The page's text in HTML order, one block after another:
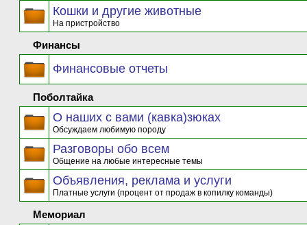
Кошки и другие животные
На пристройство
Финансы
Финансовые отчеты
Поболтайка
О наших с вами (кавка)зюках
Обсуждаем любимую породу
Разговоры обо всем
Общение на любые интересные темы
Объявления, реклама и услуги
Платные услуги (процент от продаж в копилку команды)
Мемориал